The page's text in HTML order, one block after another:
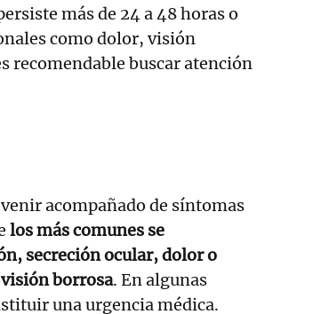
más de 24 a 48 horas o
como dolor, visión
recomendable buscar atención
acompañado de síntomas
los más comunes se
secreción ocular, dolor o
borrosa. En algunas
una urgencia médica.